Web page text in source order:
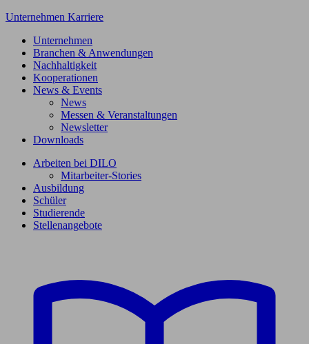
Unternehmen Karriere
Unternehmen
Branchen & Anwendungen
Nachhaltigkeit
Kooperationen
News & Events
News
Messen & Veranstaltungen
Newsletter
Downloads
Arbeiten bei DILO
Mitarbeiter-Stories
Ausbildung
Schüler
Studierende
Stellenangebote